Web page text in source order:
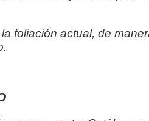
foliación actual, de